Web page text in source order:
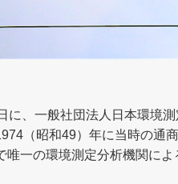
に、一般社団法人日本環境
（昭和49）年に当時の通
唯一の環境測定分析機関によ